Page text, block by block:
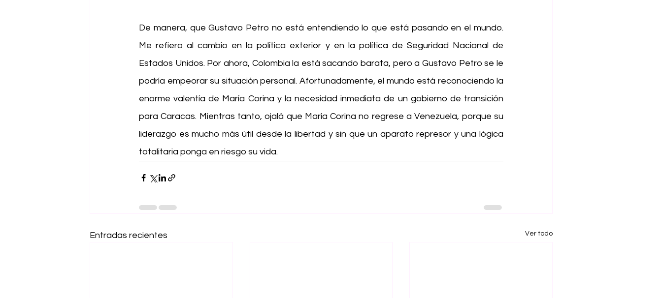
De manera, que Gustavo Petro no está entendiendo lo que está pasando en el mundo.
Me refiero al cambio en la política exterior y en la política de Seguridad Nacional de
Estados Unidos. Por ahora, Colombia la está sacando barata, pero a Gustavo Petro se le
podría empeorar su situación personal. Afortunadamente, el mundo está reconociendo la
enorme valentía de María Corina y la necesidad inmediata de un gobierno de transición
para Caracas. Mientras tanto, ojalá que María Corina no regrese a Venezuela, porque su
liderazgo es mucho más útil desde la libertad y sin que un aparato represor y una lógica
totalitaria ponga en riesgo su vida.
Entradas recientes Ver todo